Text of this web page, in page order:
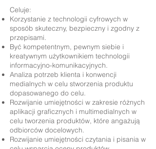
Celuje:
Korzystanie z technologii cyfrowych w
sposób skuteczny, bezpieczny i zgodny z
przepisami.
Być kompetentnym, pewnym siebie i
kreatywnym użytkownikiem technologii
informacyjno-komunikacyjnych.
Analiza potrzeb klienta i konwencji
medialnych w celu stworzenia produktu
dopasowanego do celu.
Rozwijanie umiejętności w zakresie różnych
aplikacji graficznych i multimedialnych w
celu tworzenia produktów, które angażują
odbiorców docelowych.
Rozwijanie umiejętności czytania i pisania w